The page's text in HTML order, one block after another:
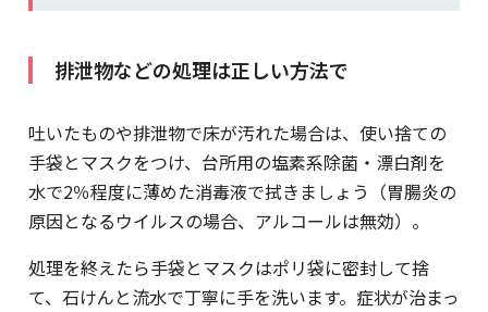
排泄物などの処理は正しい方法で
吐いたものや排泄物で床が汚れた場合は、使い捨ての
手袋とマスクをつけ、台所用の塩素系除菌・漂白剤を
水で2％程度に薄めた消毒液で拭きましょう（胃腸炎の
原因となるウイルスの場合、アルコールは無効）。
処理を終えたら手袋とマスクはポリ袋に密封して捨
て、石けんと流水で丁寧に手を洗います。症状が治まっ